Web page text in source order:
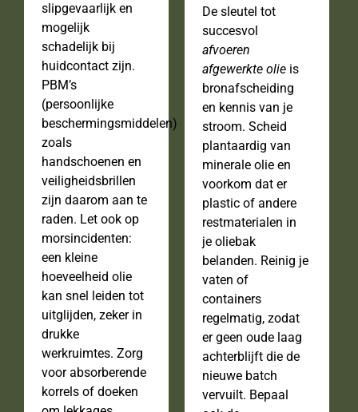
slipgevaarlijk en
mogelijk
schadelijk bij
huidcontact zijn.
PBM’s
(persoonlijke
beschermingsmiddelen)
zoals
handschoenen en
veiligheidsbrillen
zijn daarom aan te
raden. Let ook op
morsincidenten:
een kleine
hoeveelheid olie
kan snel leiden tot
uitglijden, zeker in
drukke
werkruimtes. Zorg
voor absorberende
korrels of doeken
De sleutel tot
succesvol
afvoeren
afgewerkte olie is
bronafscheiding
en kennis van je
stroom. Scheid
plantaardig van
minerale olie en
voorkom dat er
plastic of andere
restmaterialen in
je oliebak
belanden. Reinig je
vaten of
containers
regelmatig, zodat
er geen oude laag
achterblijft die de
nieuwe batch
vervuilt. Bepaal